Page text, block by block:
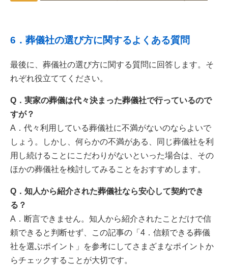
6．葬儀社の選び方に関するよくある質問
最後に、葬儀社の選び方に関する質問に回答します。そ
れぞれ役立ててください。
Q．実家の葬儀は代々決まった葬儀社で行っているので
すが？
A．代々利用している葬儀社に不満がないのならよいで
しょう。しかし、何らかの不満がある、同じ葬儀社を利
用し続けることにこだわりがないといった場合は、その
ほかの葬儀社を検討してみることをおすすめします。
Q．知人から紹介された葬儀社なら安心して契約でき
る？
A．断言できません。知人から紹介されたことだけで信
頼できると判断せず、この記事の「4．信頼できる葬儀
社を選ぶポイント」を参考にしてさまざまなポイントか
らチェックすることが大切です。